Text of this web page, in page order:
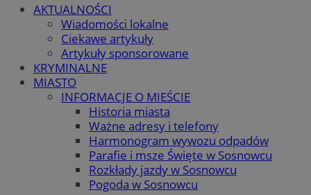
AKTUALNOŚCI
Wiadomości lokalne
Ciekawe artykuły
Artykuły sponsorowane
KRYMINALNE
MIASTO
INFORMACJE O MIEŚCIE
Historia miasta
Ważne adresy i telefony
Harmonogram wywozu odpadów
Parafie i msze Święte w Sosnowcu
Rozkłady jazdy w Sosnowcu
Pogoda w Sosnowcu